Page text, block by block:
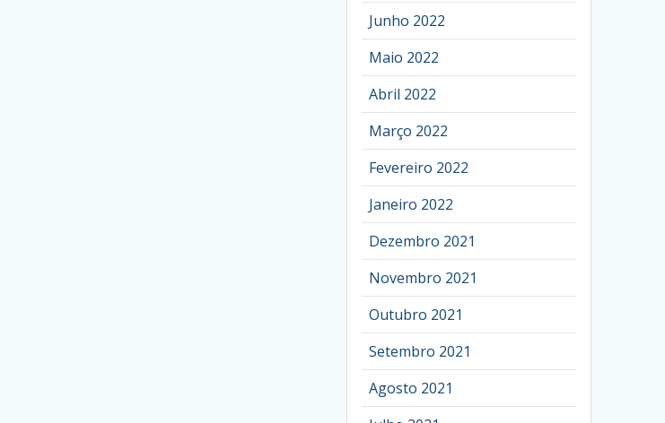
Junho 2022
Maio 2022
Abril 2022
Março 2022
Fevereiro 2022
Janeiro 2022
Dezembro 2021
Novembro 2021
Outubro 2021
Setembro 2021
Agosto 2021